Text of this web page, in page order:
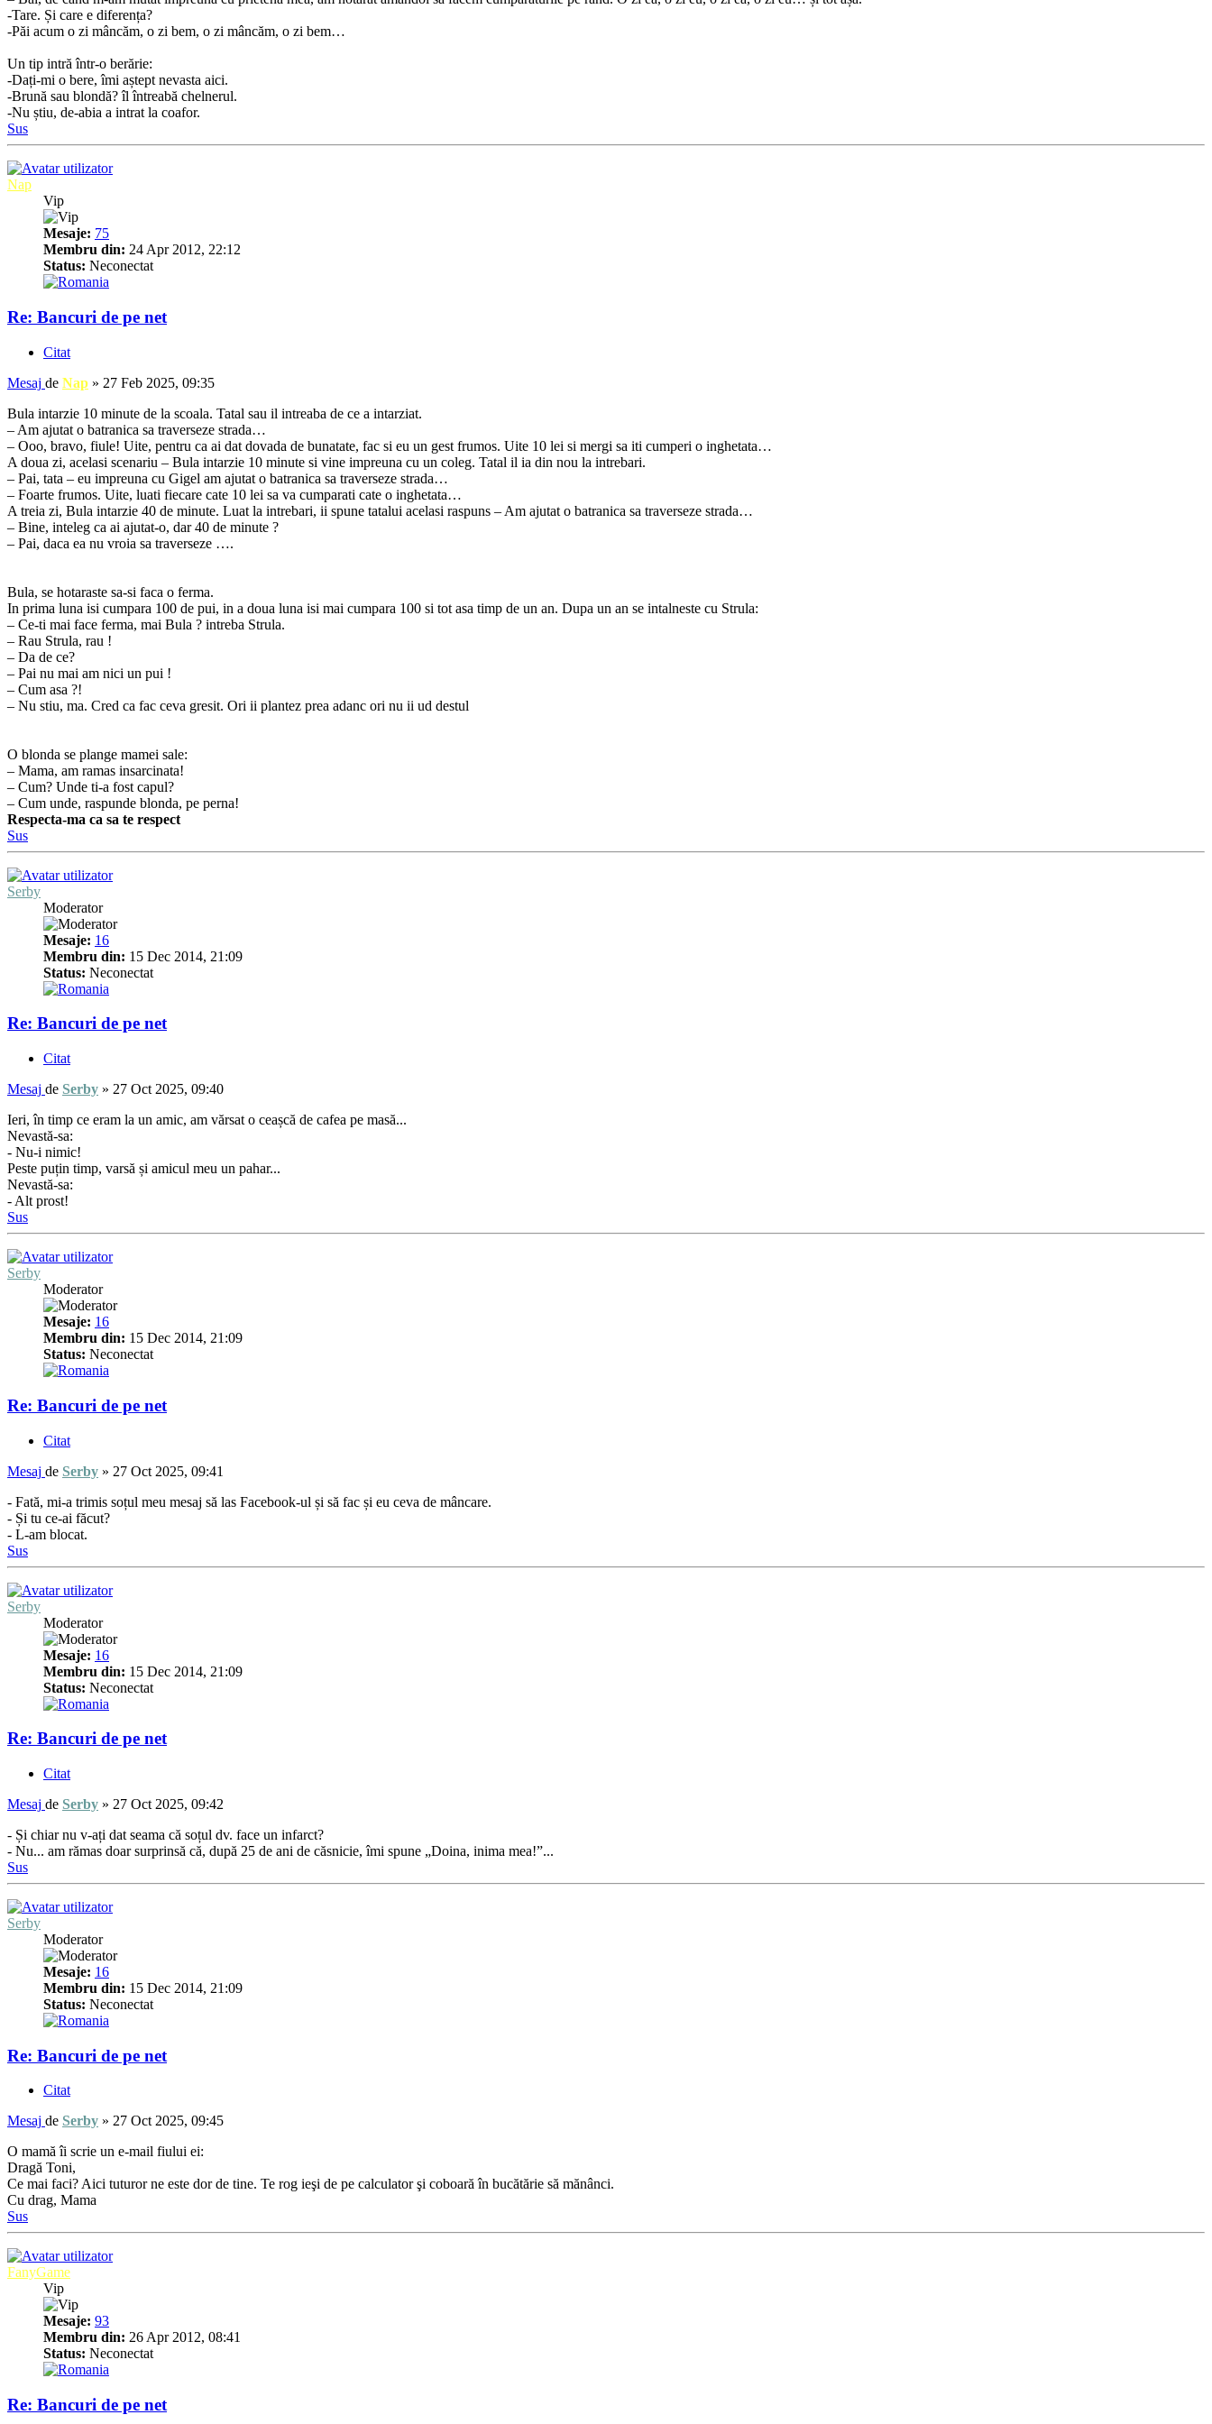
-Tare. Și care e diferența?
-Păi acum o zi mâncăm, o zi bem, o zi mâncăm, o zi bem…
Un tip intră într-o berărie:
-Dați-mi o bere, îmi aștept nevasta aici.
-Brună sau blondă? îl întreabă chelnerul.
-Nu știu, de-abia a intrat la coafor.
Sus
Nap
Vip
Mesaje: 75
Membru din: 24 Apr 2012, 22:12
Status: Neconectat
Re: Bancuri de pe net
Citat
Mesaj de Nap » 27 Feb 2025, 09:35
Bula intarzie 10 minute de la scoala. Tatal sau il intreaba de ce a intarziat.
– Am ajutat o batranica sa traverseze strada…
– Ooo, bravo, fiule! Uite, pentru ca ai dat dovada de bunatate, fac si eu un gest frumos. Uite 10 lei si mergi sa iti cumperi o inghetata…
A doua zi, acelasi scenariu – Bula intarzie 10 minute si vine impreuna cu un coleg. Tatal il ia din nou la intrebari.
– Pai, tata – eu impreuna cu Gigel am ajutat o batranica sa traverseze strada…
– Foarte frumos. Uite, luati fiecare cate 10 lei sa va cumparati cate o inghetata…
A treia zi, Bula intarzie 40 de minute. Luat la intrebari, ii spune tatalui acelasi raspuns – Am ajutat o batranica sa traverseze strada…
– Bine, inteleg ca ai ajutat-o, dar 40 de minute ?
– Pai, daca ea nu vroia sa traverseze ….
Bula, se hotaraste sa-si faca o ferma.
In prima luna isi cumpara 100 de pui, in a doua luna isi mai cumpara 100 si tot asa timp de un an. Dupa un an se intalneste cu Strula:
– Ce-ti mai face ferma, mai Bula ? intreba Strula.
– Rau Strula, rau !
– Da de ce?
– Pai nu mai am nici un pui !
– Cum asa ?!
– Nu stiu, ma. Cred ca fac ceva gresit. Ori ii plantez prea adanc ori nu ii ud destul
O blonda se plange mamei sale:
– Mama, am ramas insarcinata!
– Cum? Unde ti-a fost capul?
– Cum unde, raspunde blonda, pe perna!
Respecta-ma ca sa te respect
Sus
Serby
Moderator
Mesaje: 16
Membru din: 15 Dec 2014, 21:09
Status: Neconectat
Re: Bancuri de pe net
Citat
Mesaj de Serby » 27 Oct 2025, 09:40
Ieri, în timp ce eram la un amic, am vărsat o ceașcă de cafea pe masă...
Nevastă-sa:
- Nu-i nimic!
Peste puțin timp, varsă și amicul meu un pahar...
Nevastă-sa:
- Alt prost!
Sus
Serby
Moderator
Mesaje: 16
Membru din: 15 Dec 2014, 21:09
Status: Neconectat
Re: Bancuri de pe net
Citat
Mesaj de Serby » 27 Oct 2025, 09:41
- Fată, mi-a trimis soțul meu mesaj să las Facebook-ul și să fac și eu ceva de mâncare.
- Și tu ce-ai făcut?
- L-am blocat.
Sus
Serby
Moderator
Mesaje: 16
Membru din: 15 Dec 2014, 21:09
Status: Neconectat
Re: Bancuri de pe net
Citat
Mesaj de Serby » 27 Oct 2025, 09:42
- Și chiar nu v-ați dat seama că soțul dv. face un infarct?
- Nu... am rămas doar surprinsă că, după 25 de ani de căsnicie, îmi spune „Doina, inima mea!”...
Sus
Serby
Moderator
Mesaje: 16
Membru din: 15 Dec 2014, 21:09
Status: Neconectat
Re: Bancuri de pe net
Citat
Mesaj de Serby » 27 Oct 2025, 09:45
O mamă îi scrie un e-mail fiului ei:
Dragă Toni,
Ce mai faci? Aici tuturor ne este dor de tine. Te rog ieşi de pe calculator şi coboară în bucătărie să mănânci.
Cu drag, Mama
Sus
FanyGame
Vip
Mesaje: 93
Membru din: 26 Apr 2012, 08:41
Status: Neconectat
Re: Bancuri de pe net